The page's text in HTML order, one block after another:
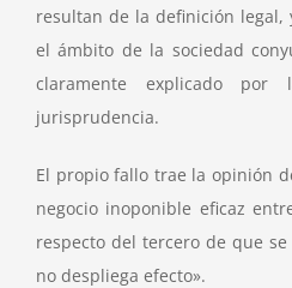
resultan de la definición legal,
el ámbito de la sociedad
claramente explicado
jurisprudencia.
El propio fallo trae la opinión
negocio inoponible eficaz
respecto del tercero de que
no despliega efecto».